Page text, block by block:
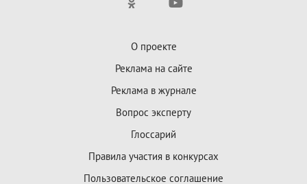
О проекте
Реклама на сайте
Реклама в журнале
Вопрос эксперту
Глоссарий
Правила участия в конкурсах
Пользовательское соглашение